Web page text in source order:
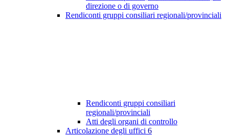
direzione o di governo
Rendiconti gruppi consiliari regionali/provinciali
Rendiconti gruppi consiliari
regionali/provinciali
Atti degli organi di controllo
Articolazione degli uffici 6